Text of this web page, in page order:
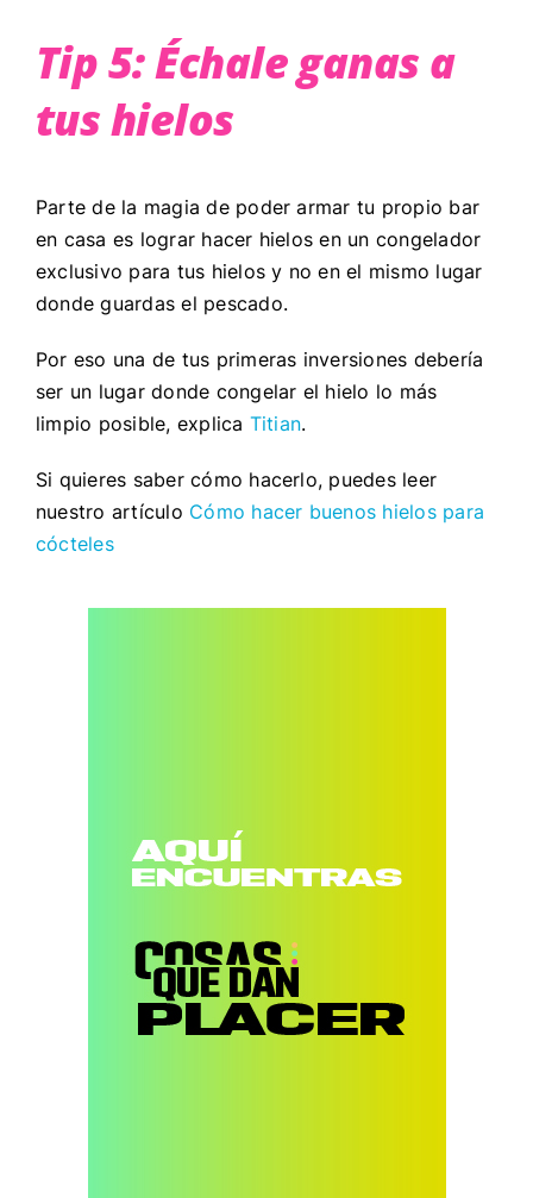
Tip 5: Échale ganas a
tus hielos
Parte de la magia de poder armar tu propio bar
en casa es lograr hacer hielos en un congelador
exclusivo para tus hielos y no en el mismo lugar
donde guardas el pescado.
Por eso una de tus primeras inversiones debería
ser un lugar donde congelar el hielo lo más
limpio posible, explica Titian.
Si quieres saber cómo hacerlo, puedes leer
nuestro artículo Cómo hacer buenos hielos para
cócteles